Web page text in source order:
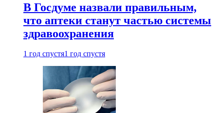
В Госдуме назвали правильным,
что аптеки станут частью системы
здравоохранения
1 год спустя1 год спустя